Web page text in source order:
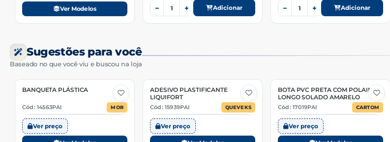
Ver Modelos − + Adicionar − + Adicionar
Sugestões para você
Baseado no que você viu e buscou na loja
2 Opções
BANQUETA PLÁSTICA
Cód: 14563PAI MOR
Ver preço
3 Opções
ADESIVO PLASTIFICANTE
LIQUIFORT
Cód: 15939PAI QUEVEKS
Ver preço
5 Opções
BOTA PVC PRETA COM POLAINA
LONGO SOLADO AMARELO
Cód: 17019PAI CARTOM
Ver preço